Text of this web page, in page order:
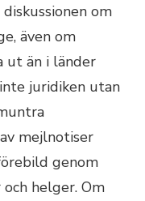
om
även om
ut än i länder
juridiken utan
mejlnotiser
genom
helger. Om